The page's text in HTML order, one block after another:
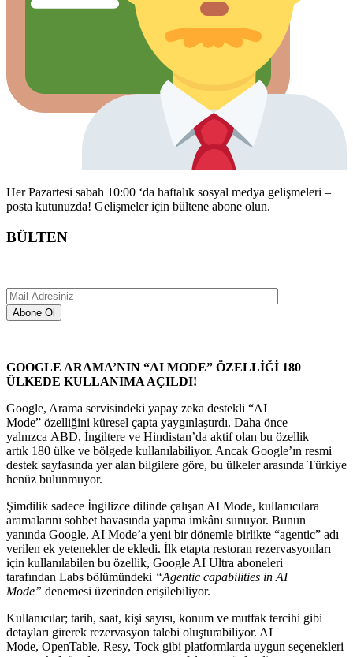
Her Pazartesi sabah 10:00 ‘da haftalık sosyal medya gelişmeleri –
posta kutunuzda! Gelişmeler için bültene abone olun.
BÜLTEN
GOOGLE ARAMA’NIN “AI MODE” ÖZELLİĞİ 180
ÜLKEDE KULLANIMA AÇILDI!
Google, Arama servisindeki yapay zeka destekli “AI
Mode” özelliğini küresel çapta yaygınlaştırdı. Daha önce
yalnızca ABD, İngiltere ve Hindistan’da aktif olan bu özellik
artık 180 ülke ve bölgede kullanılabiliyor. Ancak Google’ın resmi
destek sayfasında yer alan bilgilere göre, bu ülkeler arasında Türkiye
henüz bulunmuyor.
Şimdilik sadece İngilizce dilinde çalışan AI Mode, kullanıcılara
aramalarını sohbet havasında yapma imkânı sunuyor. Bunun
yanında Google, AI Mode’a yeni bir dönemle birlikte “agentic” adı
verilen ek yetenekler de ekledi. İlk etapta restoran rezervasyonları
için kullanılabilen bu özellik, Google AI Ultra aboneleri
tarafından Labs bölümündeki “Agentic capabilities in AI
Mode” denemesi üzerinden erişilebiliyor.
Kullanıcılar; tarih, saat, kişi sayısı, konum ve mutfak tercihi gibi
detayları girerek rezervasyon talebi oluşturabiliyor. AI
Mode, OpenTable, Resy, Tock gibi platformlarda uygun seçenekleri